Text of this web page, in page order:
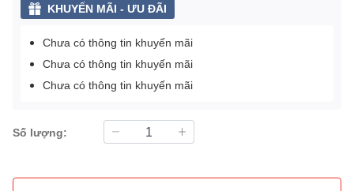
KHUYẾN MÃI - ƯU ĐÃI
Chưa có thông tin khuyến mãi
Chưa có thông tin khuyến mãi
Chưa có thông tin khuyến mãi
Số lượng: